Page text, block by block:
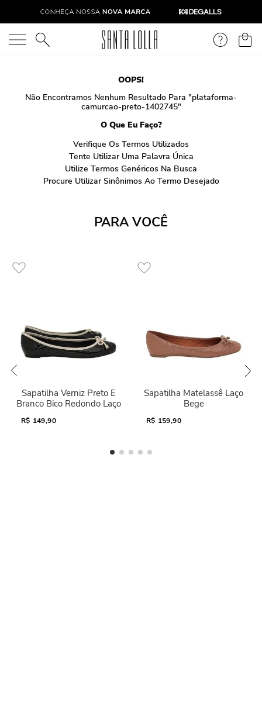
O que você está procurando?
OOPS!
Não Encontramos Nenhum Resultado Para "plataforma-
camurcao-preto-1402745"
O Que Eu Faço?
Verifique Os Termos Utilizados
Tente Utilizar Uma Palavra Única
Utilize Termos Genéricos Na Busca
Procure Utilizar Sinônimos Ao Termo Desejado
PARA VOCÊ
Sapatilha Verniz Preto E
Branco Bico Redondo Laço
R$ 149,90
Sapatilha Matelassê Laço
Bege
R$ 159,90